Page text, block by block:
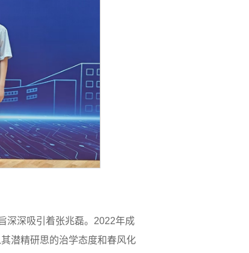
深深吸引着张兆磊。2022年成
潜精研思的治学态度和春风化